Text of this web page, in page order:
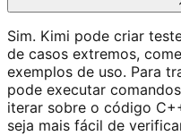
Sim. Kimi pode criar
de casos extremos,
exemplos de uso. Para
pode executar
iterar sobre o código
seja mais fácil de